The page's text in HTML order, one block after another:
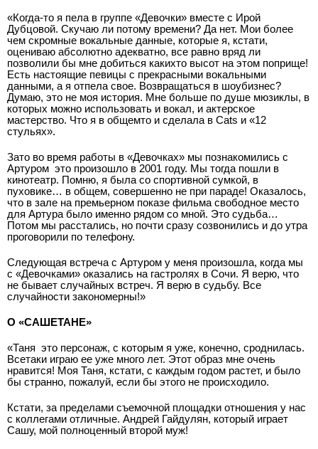
«Когда­-то я пела в группе «Девочки» вместе с Ирой
Дубцовой. Скучаю ли потому времени? Да нет. Мои более
чем скромные вокальные данные, которые я, кстати,
оцениваю абсолютно адекватно, все равно вряд ли
позволили бы мне добиться каких­то высот на этом поприще!
Есть настоящие певицы с прекрасными вокальными
данными, а я отпела свое. Возвращаться в шоу­бизнес?
Думаю, это не моя история. Мне больше по душе мюзиклы, в
которых можно использовать и вокал, и актерское
мастерство. Что я в общем­то и сделала в Cats и «12
стульях».
Зато во время работы в «Девочках» мы познакомились с
Артуром ­ это произошло в 2001 году. Мы тогда пошли в
кинотеатр. Помню, я была со спортивной сумкой, в
пуховике… в общем, совершенно не при параде! Оказалось,
что в зале на премьерном показе фильма свободное место
для Артура было именно рядом со мной. Это судьба…
Потом мы расстались, но почти сразу созвонились и до утра
проговорили по телефону.
Следующая встреча с Артуром у меня произошла, когда мы
с «Девочками» оказались на гастролях в Сочи. Я верю, что
не бывает случайных встреч. Я верю в судьбу. Все
случайности закономерны!»
О «САШЕТАНЕ»
«Таня ­ это персонаж, с которым я уже, конечно, сроднилась.
Все­таки играю ее уже много лет. Этот образ мне очень
нравится! Моя Таня, кстати, с каждым годом растет, и было
бы странно, пожалуй, если бы этого не происходило.
Кстати, за пределами съемочной площадки отношения у нас
с коллегами отличные. Андрей Гайдулян, который играет
Сашу, мой полноценный второй муж!